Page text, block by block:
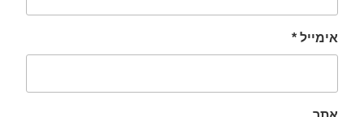
אימייל *